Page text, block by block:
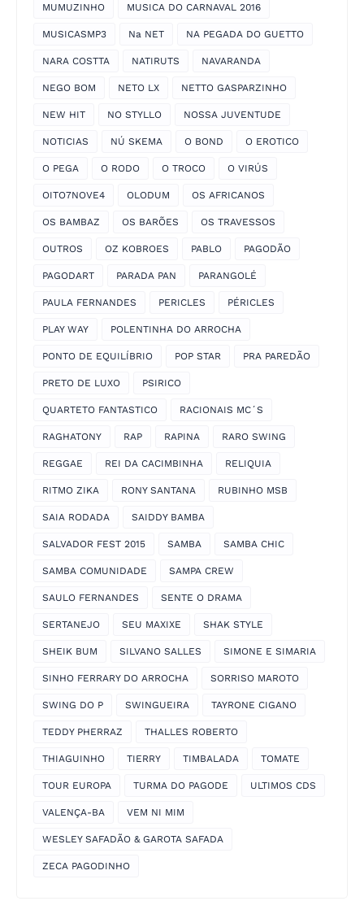
MUMUZINHO MUSICA DO CARNAVAL 2016
MUSICASMP3 Na NET NA PEGADA DO GUETTO
NARA COSTTA NATIRUTS NAVARANDA
NEGO BOM NETO LX NETTO GASPARZINHO
NEW HIT NO STYLLO NOSSA JUVENTUDE
NOTICIAS NÚ SKEMA O BOND O EROTICO
O PEGA O RODO O TROCO O VIRÚS
OITO7NOVE4 OLODUM OS AFRICANOS
OS BAMBAZ OS BARÕES OS TRAVESSOS
OUTROS OZ KOBROES PABLO PAGODÃO
PAGODART PARADA PAN PARANGOLÉ
PAULA FERNANDES PERICLES PÉRICLES
PLAY WAY POLENTINHA DO ARROCHA
PONTO DE EQUILÍBRIO POP STAR PRA PAREDÃO
PRETO DE LUXO PSIRICO
QUARTETO FANTASTICO RACIONAIS MC´S
RAGHATONY RAP RAPINA RARO SWING
REGGAE REI DA CACIMBINHA RELIQUIA
RITMO ZIKA RONY SANTANA RUBINHO MSB
SAIA RODADA SAIDDY BAMBA
SALVADOR FEST 2015 SAMBA SAMBA CHIC
SAMBA COMUNIDADE SAMPA CREW
SAULO FERNANDES SENTE O DRAMA
SERTANEJO SEU MAXIXE SHAK STYLE
SHEIK BUM SILVANO SALLES SIMONE E SIMARIA
SINHO FERRARY DO ARROCHA SORRISO MAROTO
SWING DO P SWINGUEIRA TAYRONE CIGANO
TEDDY PHERRAZ THALLES ROBERTO
THIAGUINHO TIERRY TIMBALADA TOMATE
TOUR EUROPA TURMA DO PAGODE ULTIMOS CDS
VALENÇA-BA VEM NI MIM
WESLEY SAFADÃO & GAROTA SAFADA
ZECA PAGODINHO